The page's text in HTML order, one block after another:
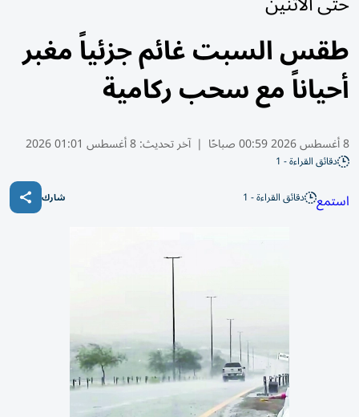
طقس السبت غائم جزئياً مغبر
أحياناً مع سحب ركامية
8 أغسطس 2026 00:59 صباحًا | آخر تحديث:8 أغسطس 01:01 2026
دقائق القراءة - 1
استمع دقائق القراءة - 1 شارك